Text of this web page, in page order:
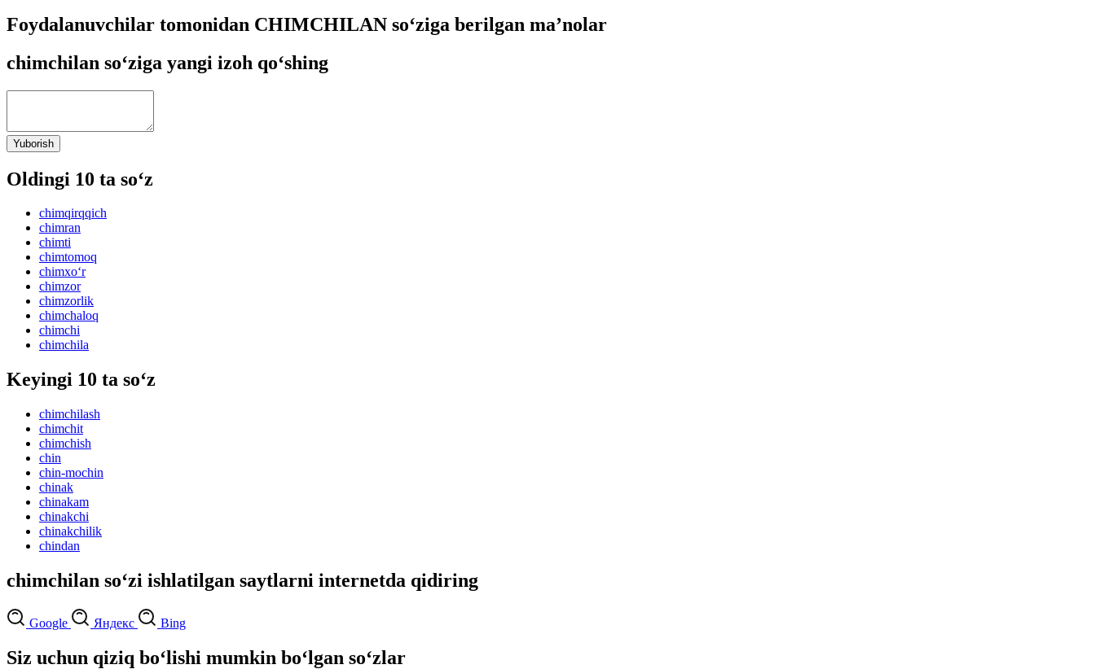
Foydalanuvchilar tomonidan CHIMCHILAN so‘ziga berilgan ma’nolar
chimchilan so‘ziga yangi izoh qo‘shing
Yuborish
Oldingi 10 ta so‘z
chimqirqqich
chimran
chimti
chimtomoq
chimxo‘r
chimzor
chimzorlik
chimchaloq
chimchi
chimchila
Keyingi 10 ta so‘z
chimchilash
chimchit
chimchish
chin
chin-mochin
chinak
chinakam
chinakchi
chinakchilik
chindan
chimchilan so‘zi ishlatilgan saytlarni internetda qidiring
Google Яндекс Bing
Siz uchun qiziq bo‘lishi mumkin bo‘lgan so‘zlar